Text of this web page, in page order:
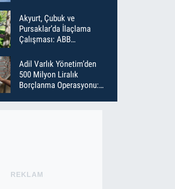
Akyurt, Çubuk ve
Pursaklar’da İlaçlama
Çalışması: ABB
İlaçladı
Adil Varlık Yönetim’den
500 Milyon Liralık
Borçlanma Operasyonu:
REKLAM